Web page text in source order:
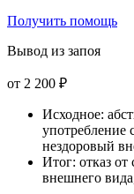
Получить помощь
Вывод из запоя
от 2 200 ₽
Исходное:
употребление
нездоровый
Итог: отказ
внешнего